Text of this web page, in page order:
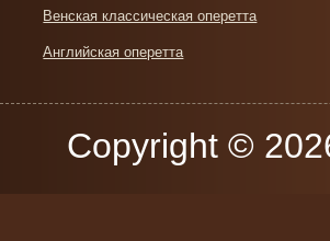
Венская классическая оперетта
Английская оперетта
Copyright ©